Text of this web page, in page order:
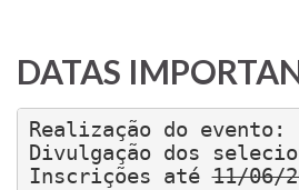
DATAS
Realização do
Divulgação dos
Inscrições até 11/06/